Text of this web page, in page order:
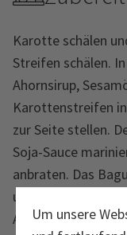
Um unsere
Karotte schälen
Streifen schälen.
Ahornsirup,
Karottenstreifen in
zur Seite stellen.
Soja-Sauce
anbraten. Das
und mit der
Anschliessend mit